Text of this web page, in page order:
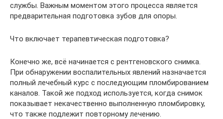
службы. Важным моментом этого процесса является
предварительная подготовка зубов для опоры.
Что включает терапевтическая подготовка?
Конечно же, всё начинается с рентгеновского снимка.
При обнаружении воспалительных явлений назначается
полный лечебный курс с последующим пломбированием
каналов. Такой же подход используется, когда снимок
показывает некачественно выполненную пломбировку,
что также подлежит повторному лечению.